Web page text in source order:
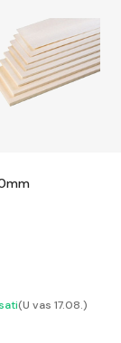
(U vas 17.08.)